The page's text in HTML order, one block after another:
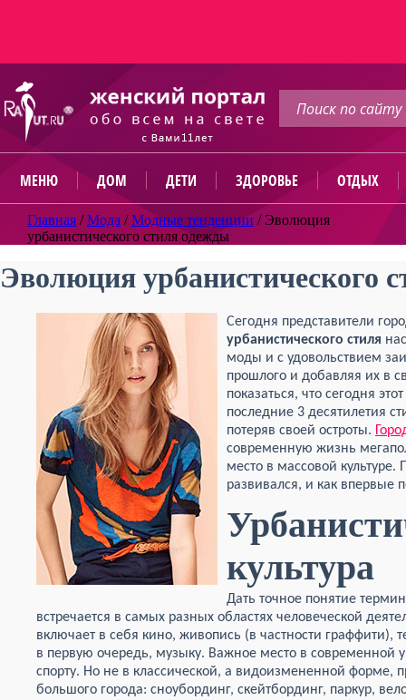
МЕНЮ ДОМ ДЕТИ ЗДОРОВЬЕ ОТДЫХ
Главная /Мода /Модные тенденции / Эволюция
урбанистического стиля одежды
Эволюция урбанистического
Сегодня представители
урбанистического стиля
моды и с удовольствием
прошлого и добавляя их в
показаться, что сегодня
последние 3 десятилетия
потеряв своей остроты.
современную жизнь
место в массовой культуре.
развивался, и как впервые
культура
Дать точное понятие
встречается в самых разных областях человеческой
включает в себя кино, живопись (в частности граффити),
в первую очередь, музыку. Важное место в современной
спорту. Но не в классической, а видоизмененной форме,
большого города: сноубординг, скейтбординг, паркур,